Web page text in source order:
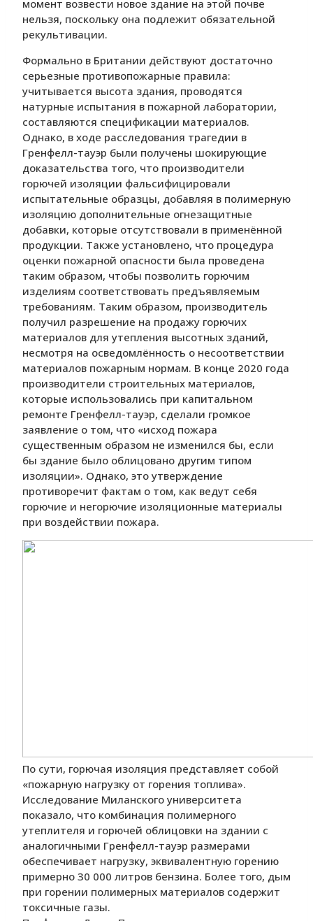
момент возвести новое здание на этой почве
нельзя, поскольку она подлежит обязательной
рекультивации.
Формально в Британии действуют достаточно
серьезные противопожарные правила:
учитывается высота здания, проводятся
натурные испытания в пожарной лаборатории,
составляются спецификации материалов.
Однако, в ходе расследования трагедии в
Гренфелл-тауэр были получены шокирующие
доказательства того, что производители
горючей изоляции фальсифицировали
испытательные образцы, добавляя в полимерную
изоляцию дополнительные огнезащитные
добавки, которые отсутствовали в применённой
продукции. Также установлено, что процедура
оценки пожарной опасности была проведена
таким образом, чтобы позволить горючим
изделиям соответствовать предъявляемым
требованиям. Таким образом, производитель
получил разрешение на продажу горючих
материалов для утепления высотных зданий,
несмотря на осведомлённость о несоответствии
материалов пожарным нормам. В конце 2020 года
производители строительных материалов,
которые использовались при капитальном
ремонте Гренфелл-тауэр, сделали громкое
заявление о том, что «исход пожара
существенным образом не изменился бы, если
бы здание было облицовано другим типом
изоляции». Однако, это утверждение
противоречит фактам о том, как ведут себя
горючие и негорючие изоляционные материалы
при воздействии пожара.
По сути, горючая изоляция представляет собой
«пожарную нагрузку от горения топлива».
Исследование Миланского университета
показало, что комбинация полимерного
утеплителя и горючей облицовки на здании с
аналогичными Гренфелл-тауэр размерами
обеспечивает нагрузку, эквивалентную горению
примерно 30 000 литров бензина. Более того, дым
при горении полимерных материалов содержит
токсичные газы.